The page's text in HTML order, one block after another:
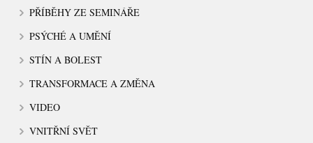
PŘÍBĚHY ZE SEMINÁŘE
PSÝCHÉ A UMĚNÍ
STÍN A BOLEST
TRANSFORMACE A ZMĚNA
VIDEO
VNITŘNÍ SVĚT